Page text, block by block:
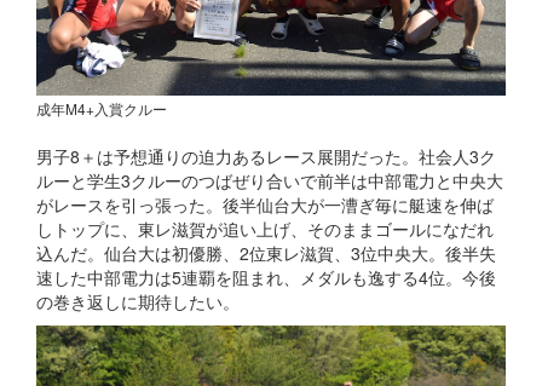
成年M4+入賞クルー
男子8＋は予想通りの迫力あるレース展開だった。社会人3ク
ルーと学生3クルーのつばぜり合いで前半は中部電力と中央大
がレースを引っ張った。後半仙台大が一漕ぎ毎に艇速を伸ば
しトップに、東レ滋賀が追い上げ、そのままゴールになだれ
込んだ。仙台大は初優勝、2位東レ滋賀、3位中央大。後半失
速した中部電力は5連覇を阻まれ、メダルも逸する4位。今後
の巻き返しに期待したい。